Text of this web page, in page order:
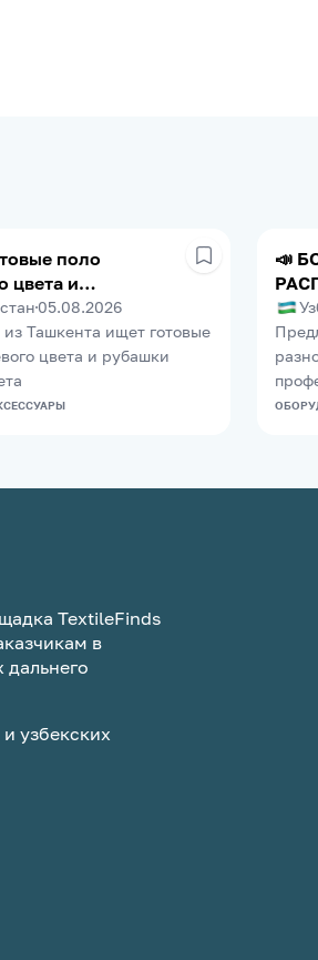
поло
цвета и
белыее.05.08.2026
Ташкента ищет готовые
цвета и рубашки
📣
и
TextileFinds
в
узбекских